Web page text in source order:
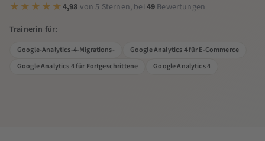
4,98 von 5 Sternen, bei 49 Bewertungen
Trainerin für:
Google-Analytics-4-Migrations-
Google Analytics 4 für E-Commerce
Google Analytics 4 für Fortgeschrittene
Google Analytics 4